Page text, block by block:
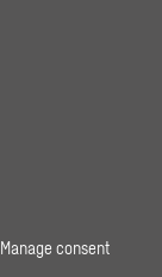
Manage consent